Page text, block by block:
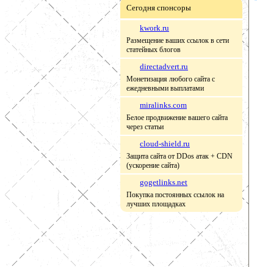
Сегодня спонсоры
kwork.ru
Размещение ваших ссылок в сети
статейных блогов
directadvert.ru
Монетизация любого сайта с
ежедневными выплатами
miralinks.com
Белое продвижение вашего сайта
через статьи
cloud-shield.ru
Защита сайта от DDos атак + CDN
(ускорение сайта)
gogetlinks.net
Покупка постоянных ссылок на
лучших площадках